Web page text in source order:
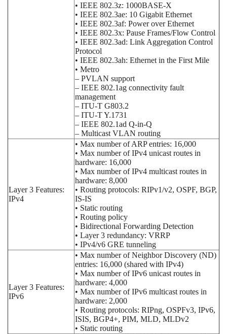
• IEEE 802.3z: 1000BASE-X
• IEEE 802.3ae: 10 Gigabit Ethernet
• IEEE 802.3af: Power over Ethernet
• IEEE 802.3x: Pause Frames/Flow Control
• IEEE 802.3ad: Link Aggregation Control
Protocol
• IEEE 802.3ah: Ethernet in the First Mile
• Metro
– PVLAN support
– IEEE 802.1ag connectivity fault
management
– ITU-T G803.2
– ITU-T Y.1731
– IEEE 802.1ad Q-in-Q
– Multicast VLAN routing
Layer 3 Features:
IPv4
• Max number of ARP entries: 16,000
• Max number of IPv4 unicast routes in
hardware: 16,000
• Max number of IPv4 multicast routes in
hardware: 8,000
• Routing protocols: RIPv1/v2, OSPF, BGP,
IS-IS
• Static routing
• Routing policy
• Bidirectional Forwarding Detection
• Layer 3 redundancy: VRRP
• IPv4/v6 GRE tunneling
Layer 3 Features:
IPv6
• Max number of Neighbor Discovery (ND)
entries: 16,000 (shared with IPv4)
• Max number of IPv6 unicast routes in
hardware: 4,000
• Max number of IPv6 multicast routes in
hardware: 2,000
• Routing protocols: RIPng, OSPFv3, IPv6,
ISIS, BGP4+, PIM, MLD, MLDv2
• Static routing